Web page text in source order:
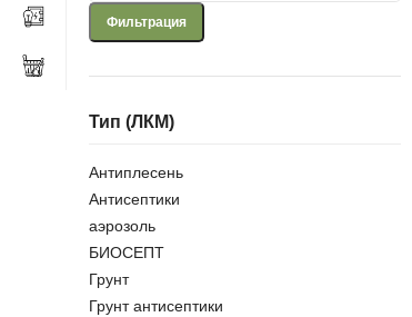
Фильтрация
Тип (ЛКМ)
Антиплесень
Антисептики
аэрозоль
БИОСЕПТ
Грунт
Грунт антисептики